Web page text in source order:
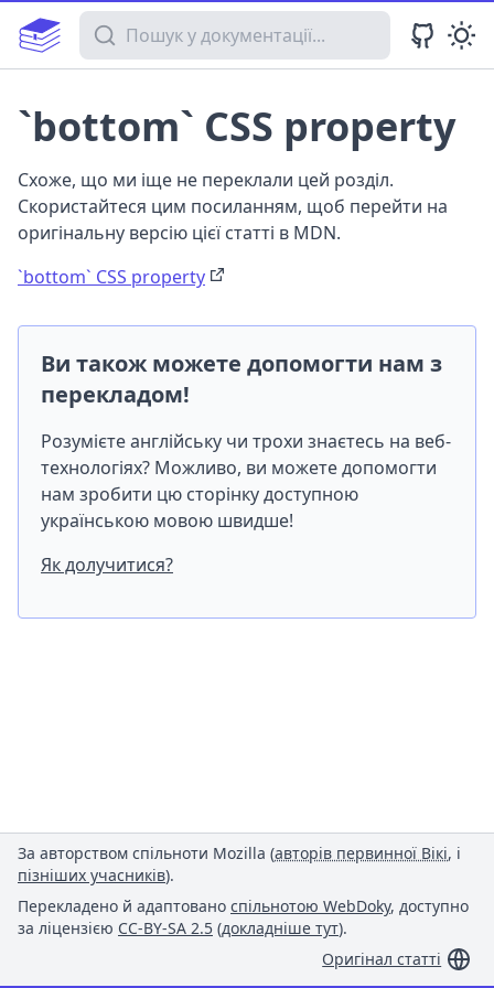
Пошук у документації
`bottom` CSS property
Схоже, що ми іще не переклали цей розділ.
Скористайтеся цим посиланням, щоб перейти на
оригінальну версію цієї статті в MDN.
`bottom` CSS property
Ви також можете допомогти нам з
перекладом!
Розумієте англійську чи трохи знаєтесь на веб-
технологіях? Можливо, ви можете допомогти
нам зробити цю сторінку доступною
українською мовою швидше!
Як долучитися?
За авторством спільноти Mozilla (авторів первинної Вікі, і
пізніших учасників).
Перекладено й адаптовано спільнотою WebDoky, доступно
за ліцензією CC-BY-SA 2.5 (докладніше тут).
Оригінал статті